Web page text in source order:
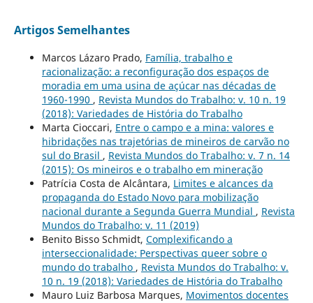
Artigos Semelhantes
Marcos Lázaro Prado, Família, trabalho e
racionalização: a reconfiguração dos espaços de
moradia em uma usina de açúcar nas décadas de
1960-1990 , Revista Mundos do Trabalho: v. 10 n. 19
(2018): Variedades de História do Trabalho
Marta Cioccari, Entre o campo e a mina: valores e
hibridações nas trajetórias de mineiros de carvão no
sul do Brasil , Revista Mundos do Trabalho: v. 7 n. 14
(2015): Os mineiros e o trabalho em mineração
Patrícia Costa de Alcântara, Limites e alcances da
propaganda do Estado Novo para mobilização
nacional durante a Segunda Guerra Mundial , Revista
Mundos do Trabalho: v. 11 (2019)
Benito Bisso Schmidt, Complexificando a
interseccionalidade: Perspectivas queer sobre o
mundo do trabalho , Revista Mundos do Trabalho: v.
10 n. 19 (2018): Variedades de História do Trabalho
Mauro Luiz Barbosa Marques, Movimentos docentes